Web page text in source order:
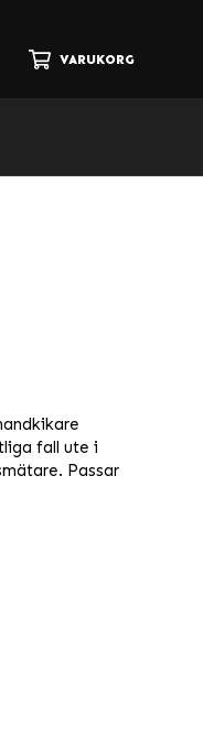
VARUKORG
fall ute i
Passar